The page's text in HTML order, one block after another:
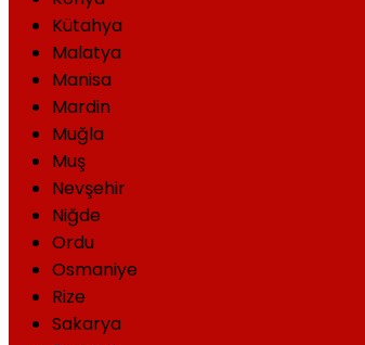
Kütahya
Malatya
Manisa
Mardin
Muğla
Muş
Nevşehir
Niğde
Ordu
Osmaniye
Rize
Sakarya